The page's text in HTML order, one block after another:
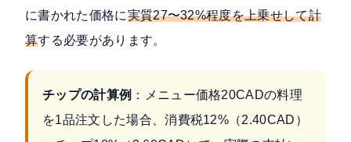
に書かれた価格に実質27〜32%程度を上乗せして計
算する必要があります。
チップの計算例 ：メニュー価格20CADの料理
を1品注文した場合、消費税12%（2.40CAD）